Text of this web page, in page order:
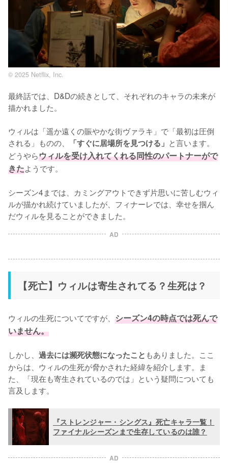
© 2025 Netflix, Inc.
最終話では、D&Dの続きとして、それぞれのキャラの未来が
描かれました。
ウィルは「遥か遠くの賑やかな街ヴァラキ」で「最初は圧倒
される」ものの、
「すぐに居場所を見つける」 と言います。
どうやらウィルを受け入れてくれる同性のパートナーがで
きたようです。
シーズン4までは、カミングアウトできず片思いに苦しむウィ
ルが描かれ続けていましたが、フィナーレでは、幸せを掴ん
だウィルを見ることができました。
AD
【死亡】ウィルは寄生されてる？生死は？
ウィルの生死についてですが、 シーズン4の時点では死んで
いません。
しかし、 過去には瀕死状態になったこと もありました。ここ
からは、ウィルの生死が脅かされた経緯を紹介します。ま
た、「現在も寄生されているのでは」という疑問についても
言及します。
『ストレンジャー・シングス』死亡キャラ一覧！
ファイナルシーズンまで生存しているのは誰？
AD